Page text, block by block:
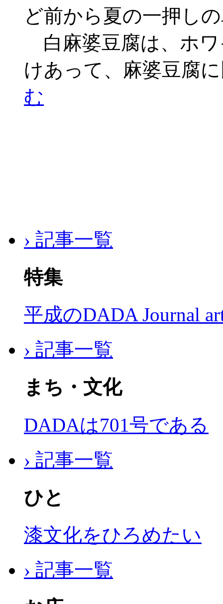
ど前から夏の一押し
白麻婆豆腐は、ホ
けあって、麻婆豆腐
む
› 記事一覧
特集
平成のDADA Journal
› 記事一覧
まち・文化
DADAは701号である
› 記事一覧
ひと
漆文化をひろめたい
› 記事一覧